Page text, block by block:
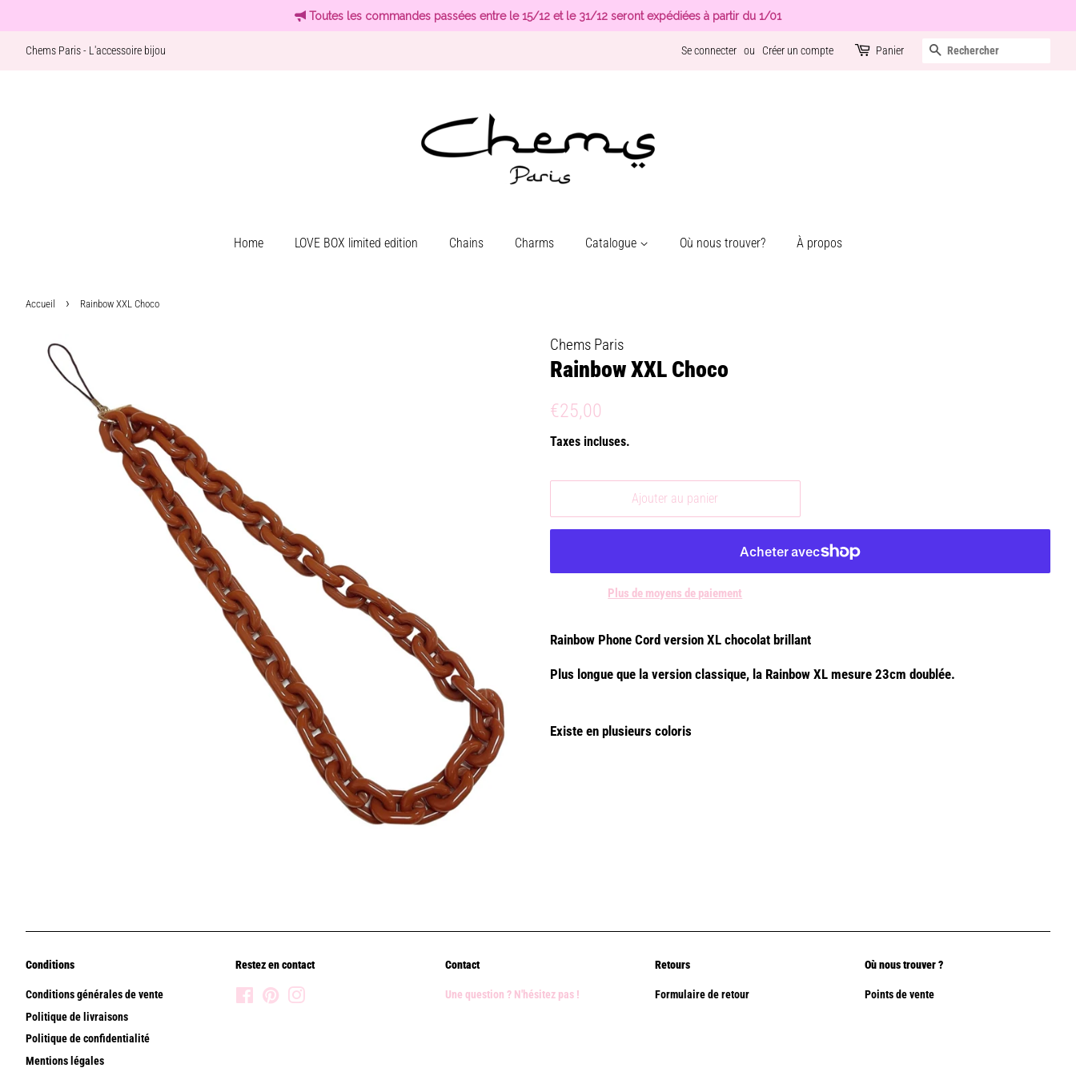
Toutes les commandes passées entre le 15/12 et le 31/12 seront expédiées à partir du 1/01
Chems Paris - L'accessoire bijou Se connecter ou Créer un compte Panier Recherche
Home LOVE BOX limited edition Chains Charms Catalogue Où nous trouver? À propos
Accueil › Rainbow XXL Choco
Chems Paris
Rainbow XXL Choco
Prix
€25,00
Taxes incluses.
Ajouter au panier
Plus de moyens de paiement
Rainbow Phone Cord version XL chocolat brillant
Plus longue que la version classique, la Rainbow XL mesure 23cm doublée.
Existe en plusieurs coloris
Conditions
Conditions générales de vente
Politique de livraisons
Politique de confidentialité
Mentions légales
Restez en contact
FacebookPinterest
Contact
Une question ? N'hésitez pas !
Retours
Formulaire de retour
Où nous trouver ?
Points de vente